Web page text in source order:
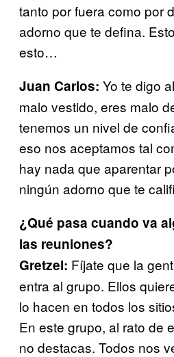
tanto por fuera como por
adorno que te defina.
esto…
Juan Carlos: Yo te digo
malo vestido, eres malo
tenemos un nivel de
eso nos aceptamos tal
hay nada que aparentar
ningún adorno que te
¿Qué pasa cuando va
las reuniones?
Gretzel: Fíjate que la
entra al grupo. Ellos
lo hacen en todos los
En este grupo, al rato de
no destacas. Todos nos